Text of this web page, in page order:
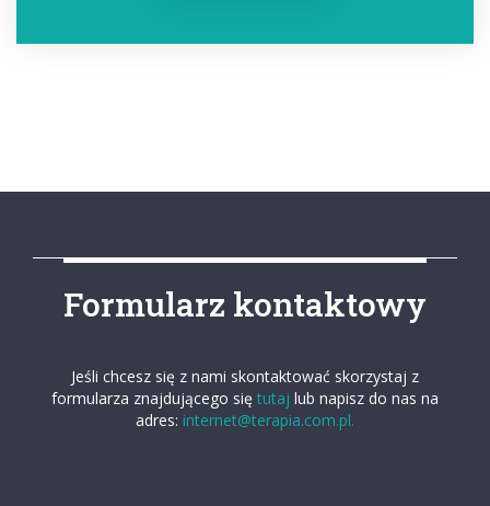
Formularz kontaktowy
Jeśli chcesz się z nami skontaktować skorzystaj z
formularza znajdującego się tutaj lub napisz do nas na
adres: internet@terapia.com.pl.